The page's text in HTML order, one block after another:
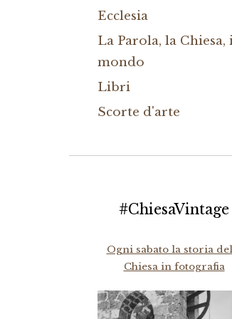
Ecclesia
La Parola, la Chiesa,
mondo
Libri
Scorte d'arte
#ChiesaVintage
Ogni sabato la storia
Chiesa in fotografia